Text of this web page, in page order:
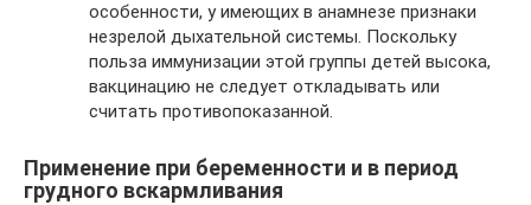
особенности, у имеющих в анамнезе признаки
незрелой дыхательной системы. Поскольку
польза иммунизации этой группы детей высока,
вакцинацию не следует откладывать или
считать противопоказанной.
Применение при беременности и в период
грудного вскармливания